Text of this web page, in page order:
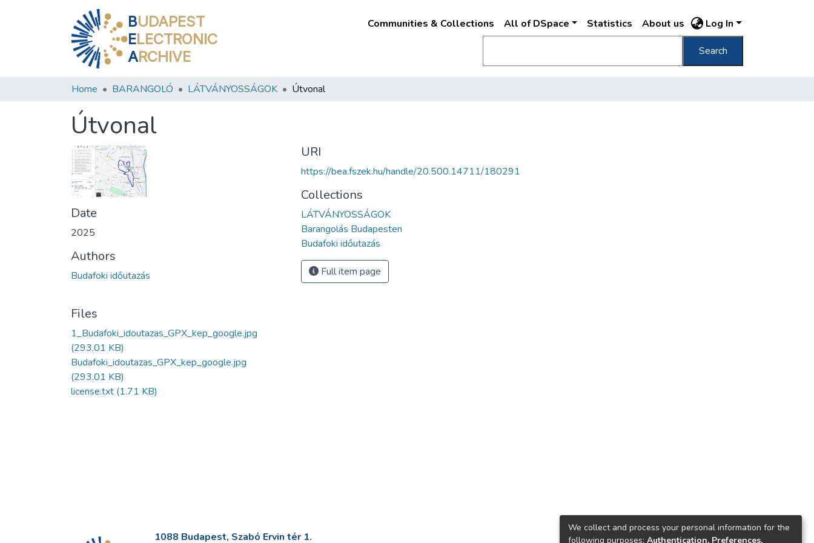
BUDAPEST
ELECTRONIC
ARCHIVE
Communities & Collections All of DSpace Statistics About us Log In
Search
Home BARANGOLÓ LÁTVÁNYOSSÁGOK Útvonal
Útvonal
Date
2025
Authors
Budafoki időutazás
Files
1_Budafoki_idoutazas_GPX_kep_google.jpg
(293.01 KB)
Budafoki_idoutazas_GPX_kep_google.jpg
(293.01 KB)
license.txt (1.71 KB)
URI
https://bea.fszek.hu/handle/20.500.14711/180291
Collections
LÁTVÁNYOSSÁGOK
Barangolás Budapesten
Budafoki időutazás
Full item page
1088 Budapest, Szabó Ervin tér 1.
We collect and process your personal information for the
following purposes: Authentication, Preferences,